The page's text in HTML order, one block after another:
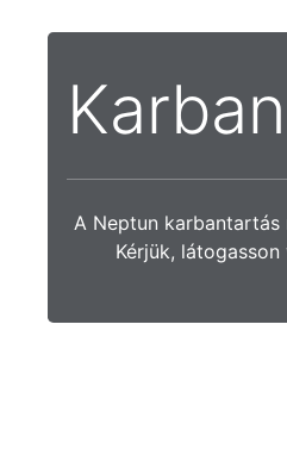
A Neptun karbantartás
Kérjük,